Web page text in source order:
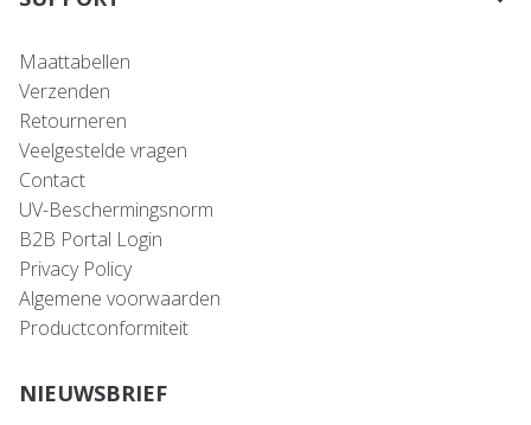
Maattabellen
Verzenden
Retourneren
Veelgestelde vragen
Contact
UV-Beschermingsnorm
B2B Portal Login
Privacy Policy
Algemene voorwaarden
Productconformiteit
NIEUWSBRIEF